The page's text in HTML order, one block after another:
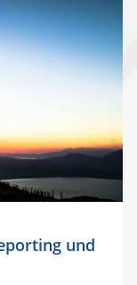
und